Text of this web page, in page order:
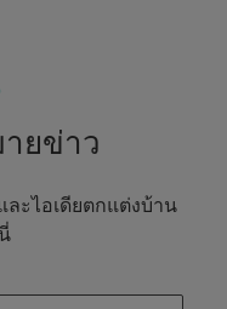
ยข่าว
ะไอเดียตกแต่งบ้าน